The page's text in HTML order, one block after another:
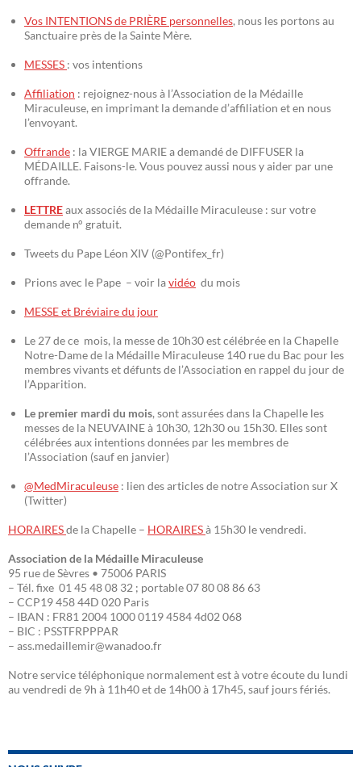
Vos INTENTIONS de PRIÈRE personnelles, nous les portons au
Sanctuaire près de la Sainte Mère.
MESSES : vos intentions
Affiliation : rejoignez-nous à l’Association de la Médaille
Miraculeuse, en imprimant la demande d’affiliation et en nous
l’envoyant.
Offrande : la VIERGE MARIE a demandé de DIFFUSER la
MÉDAILLE. Faisons-le. Vous pouvez aussi nous y aider par une
offrande.
LETTREaux associés de la Médaille Miraculeuse : sur votre
demande n° gratuit.
Tweets du Pape Léon XIV (@Pontifex_fr)
Prions avec le Pape – voir lavidéo du mois
MESSE et Bréviaire du jour
Le 27 de ce mois, la messe de 10h30 est célébrée en la Chapelle
Notre-Dame de la Médaille Miraculeuse 140 rue du Bac pour les
membres vivants et défunts de l’Association en rappel du jour de
l’Apparition.
Le premier mardi du mois, sont assurées dans la Chapelle les
messes de la NEUVAINE à 10h30, 12h30 ou 15h30. Elles sont
célébrées aux intentions données par les membres de
l’Association (sauf en janvier)
@MedMiraculeuse : lien des articles de notre Association sur X
(Twitter)
HORAIRESde la Chapelle – HORAIRESà 15h30 le vendredi.
Association de la Médaille Miraculeuse
95 rue de Sèvres • 75006 PARIS
– Tél. fixe 01 45 48 08 32 ; portable 07 80 08 86 63
– CCP19 458 44D 020 Paris
– IBAN : FR81 2004 1000 0119 4584 4d02 068
– BIC : PSSTFRPPPAR
– ass.medaillemir@wanadoo.fr
Notre service téléphonique normalement est à votre écoute du lundi
au vendredi de 9h à 11h40 et de 14h00 à 17h45, sauf jours fériés.